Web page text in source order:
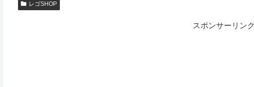
レゴSHOP
スポンサーリンク